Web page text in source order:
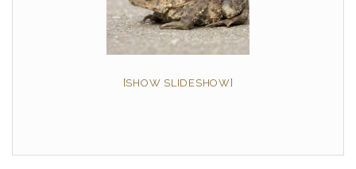
[SHOW SLIDESHOW]